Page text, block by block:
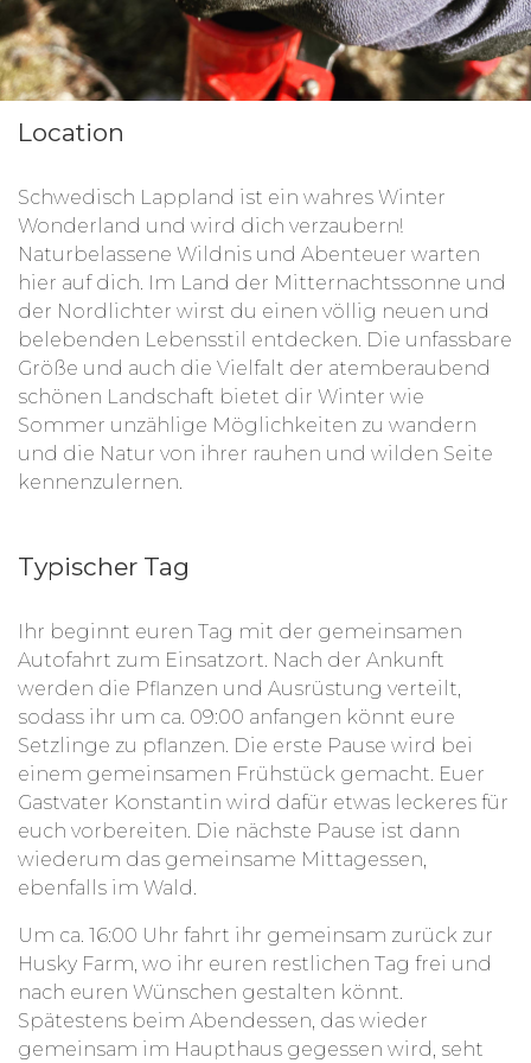
Location
Schwedisch Lappland ist ein wahres Winter
Wonderland und wird dich verzaubern!
Naturbelassene Wildnis und Abenteuer warten
hier auf dich. Im Land der Mitternachtssonne und
der Nordlichter wirst du einen völlig neuen und
belebenden Lebensstil entdecken. Die unfassbare
Größe und auch die Vielfalt der atemberaubend
schönen Landschaft bietet dir Winter wie
Sommer unzählige Möglichkeiten zu wandern
und die Natur von ihrer rauhen und wilden Seite
kennenzulernen.
Typischer Tag
Ihr beginnt euren Tag mit der gemeinsamen
Autofahrt zum Einsatzort. Nach der Ankunft
werden die Pflanzen und Ausrüstung verteilt,
sodass ihr um ca. 09:00 anfangen könnt eure
Setzlinge zu pflanzen. Die erste Pause wird bei
einem gemeinsamen Frühstück gemacht. Euer
Gastvater Konstantin wird dafür etwas leckeres für
euch vorbereiten. Die nächste Pause ist dann
wiederum das gemeinsame Mittagessen,
ebenfalls im Wald.
Um ca. 16:00 Uhr fahrt ihr gemeinsam zurück zur
Husky Farm, wo ihr euren restlichen Tag frei und
nach euren Wünschen gestalten könnt.
Spätestens beim Abendessen, das wieder
gemeinsam im Haupthaus gegessen wird, seht